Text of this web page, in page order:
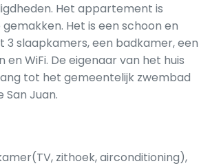
Het appartement is
Het is een schoon en
3 slaapkamers, een badkamer, een
en WiFi. De eigenaar van het huis
tot het gemeentelijk zwembad
San Juan.
zithoek, airconditioning),